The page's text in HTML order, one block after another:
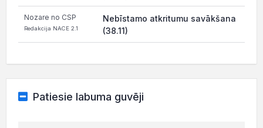
Nozare no CSP
Redakcija NACE 2.1
Nebīstamo atkritumu savākšana
(38.11)
Patiesie labuma guvēji